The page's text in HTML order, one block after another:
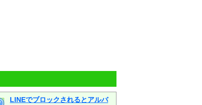
LINEでブロックされるとアルバ